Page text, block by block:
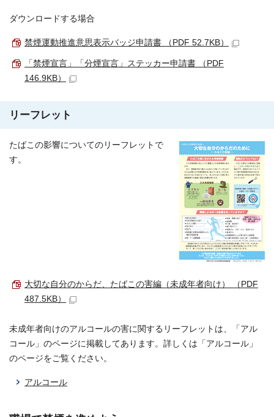
ダウンロードする場合
禁煙運動推進意思表示バッジ申請書 （PDF 52.7KB）
「禁煙宣言」「分煙宣言」ステッカー申請書 （PDF
146.9KB）
リーフレット
たばこの影響についてのリーフレットで
す。
大切な自分のからだ、たばこの害編（未成年者向け） （PDF
487.5KB）
未成年者向けのアルコールの害に関するリーフレットは、「アル
コール」のページに掲載してあります。詳しくは「アルコール」
のページをご覧ください。
アルコール